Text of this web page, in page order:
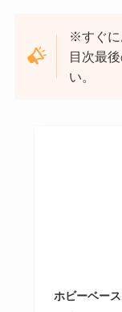
※すぐに
目次最
い。
ホビーベー